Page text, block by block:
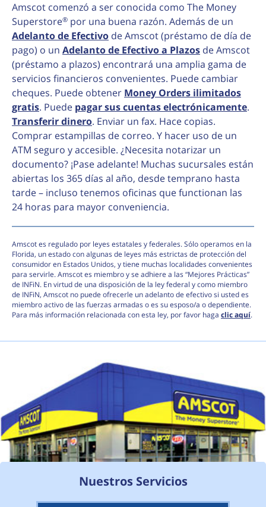
Amscot comenzó a ser conocida como The Money
Superstore® por una buena razón. Además de un
Adelanto de Efectivo de Amscot (préstamo de día de
pago) o un Adelanto de Efectivo a Plazos de Amscot
(préstamo a plazos) encontrará una amplia gama de
servicios financieros convenientes. Puede cambiar
cheques. Puede obtener Money Orders ilimitados
gratis. Puede pagar sus cuentas electrónicamente.
Transferir dinero. Enviar un fax. Hace copias.
Comprar estampillas de correo. Y hacer uso de un
ATM seguro y accesible. ¿Necesita notarizar un
documento? ¡Pase adelante! Muchas sucursales están
abiertas los 365 días al año, desde temprano hasta
tarde – incluso tenemos oficinas que functionan las
24 horas para mayor conveniencia.
Amscot es regulado por leyes estatales y federales. Sólo operamos en la
Florida, un estado con algunas de leyes más estrictas de protección del
consumidor en Estados Unidos, y tiene muchas localidades convenientes
para servirle. Amscot es miembro y se adhiere a las “Mejores Prácticas”
de INFiN. En virtud de una disposición de la ley federal y como miembro
de INFiN, Amscot no puede ofrecerle un adelanto de efectivo si usted es
miembro activo de las fuerzas armadas o es su esposo/a o dependiente.
Para más información relacionada con esta ley, por favor haga clic aquí.
Nuestros Servicios